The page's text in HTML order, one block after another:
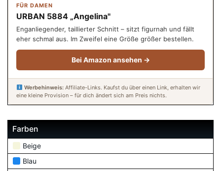
FÜR DAMEN
URBAN 5884 „Angelina"
Enganliegender, taillierter Schnitt – sitzt figurnah und fällt
eher schmal aus. Im Zweifel eine Größe größer bestellen.
Bei Amazon ansehen →
Werbehinweis:Affiliate-Links. Kaufst du über einen Link, erhalten wir
eine kleine Provision – für dich ändert sich am Preis nichts.
Farben
Beige
Blau